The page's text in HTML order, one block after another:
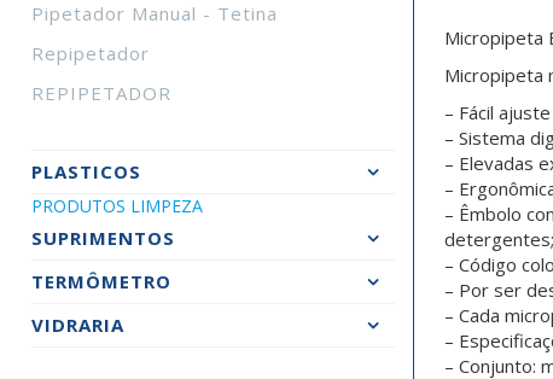
Pipetador Manual - Tetina
Repipetador
REPIPETADOR
PLASTICOS
PRODUTOS LIMPEZA
SUPRIMENTOS
TERMÔMETRO
VIDRARIA
Micropipeta
Micropipeta
– Fácil
– Sistema
– Elevadas
–
– Êmbolo
detergentes;
– Código
– Por ser
– Cada
–
– Conjunto: